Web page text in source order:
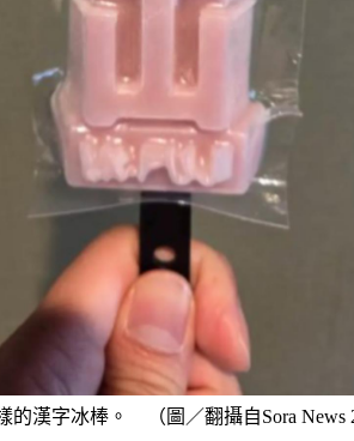
的漢字冰棒。 （圖／翻攝自Sora News